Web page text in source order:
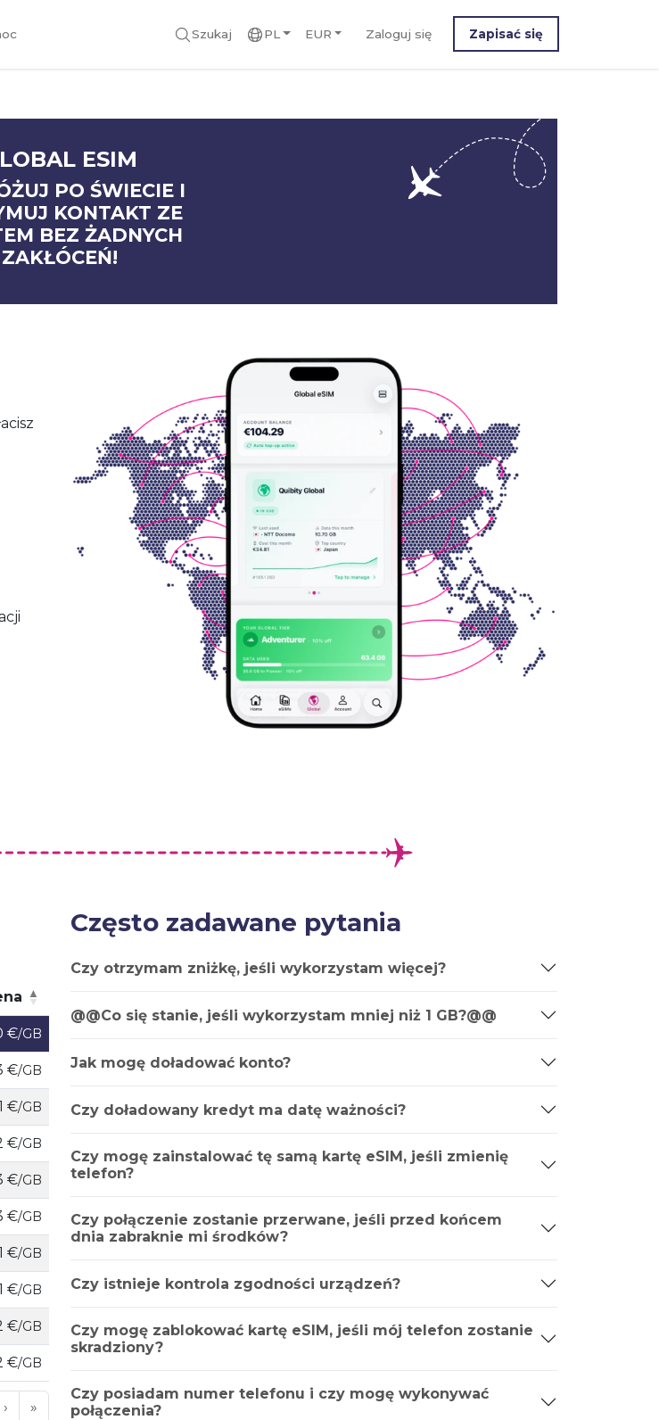
Szukaj PL EUR Zaloguj się Zapisać się
ESIM
PO ŚWIECIE I
KONTAKT ZE
BEZ ŻADNYCH
ZAKŁÓCEŃ!
€/GB
€/GB
€/GB
€/GB
€/GB
€/GB
€/GB
€/GB
€/GB
€/GB
› »
Często zadawane pytania
Czy otrzymam zniżkę, jeśli wykorzystam więcej?
@@Co się stanie, jeśli wykorzystam mniej niż 1 GB?@@
Jak mogę doładować konto?
Czy doładowany kredyt ma datę ważności?
Czy mogę zainstalować tę samą kartę eSIM, jeśli zmienię
telefon?
Czy połączenie zostanie przerwane, jeśli przed końcem
dnia zabraknie mi środków?
Czy istnieje kontrola zgodności urządzeń?
Czy mogę zablokować kartę eSIM, jeśli mój telefon zostanie
skradziony?
Czy posiadam numer telefonu i czy mogę wykonywać
połączenia?